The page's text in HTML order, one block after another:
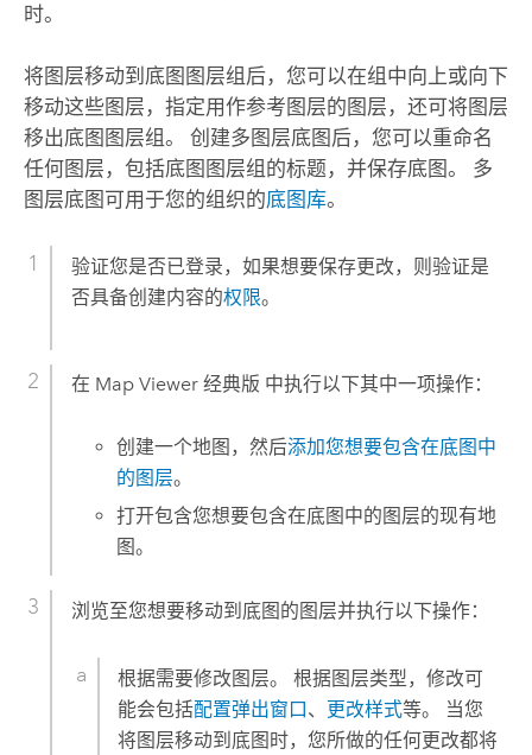
时。
将图层移动到底图图层组后，您可以在组中向上或向下
移动这些图层，指定用作参考图层的图层，还可将图层
移出底图图层组。 创建多图层底图后，您可以重命名
任何图层，包括底图图层组的标题，并保存底图。 多
图层底图可用于您的组织的底图库。
验证您是否已登录，如果想要保存更改，则验证是
否具备创建内容的权限。
在 Map Viewer 经典版 中执行以下其中一项操作：
创建一个地图，然后添加您想要包含在底图中
的图层。
打开包含您想要包含在底图中的图层的现有地
图。
浏览至您想要移动到底图的图层并执行以下操作：
根据需要修改图层。 根据图层类型，修改可
能会包括配置弹出窗口、 更改样式等。 当您
将图层移动到底图时，您所做的任何更改都将